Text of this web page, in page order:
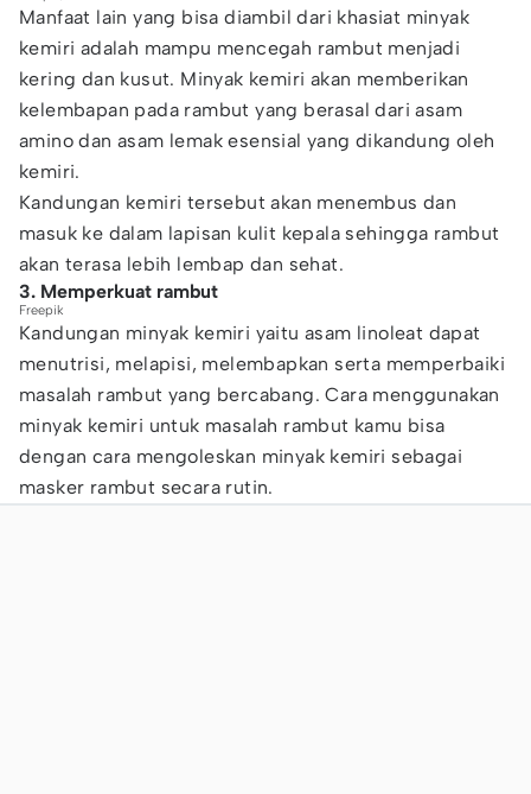
Manfaat lain yang bisa diambil dari khasiat minyak
kemiri adalah mampu mencegah rambut menjadi
kering dan kusut. Minyak kemiri akan memberikan
kelembapan pada rambut yang berasal dari asam
amino dan asam lemak esensial yang dikandung oleh
kemiri.
Kandungan kemiri tersebut akan menembus dan
masuk ke dalam lapisan kulit kepala sehingga rambut
akan terasa lebih lembap dan sehat.
3. Memperkuat rambut
Freepik
Kandungan minyak kemiri yaitu asam linoleat dapat
menutrisi, melapisi, melembapkan serta memperbaiki
masalah rambut yang bercabang. Cara menggunakan
minyak kemiri untuk masalah rambut kamu bisa
dengan cara mengoleskan minyak kemiri sebagai
masker rambut secara rutin.